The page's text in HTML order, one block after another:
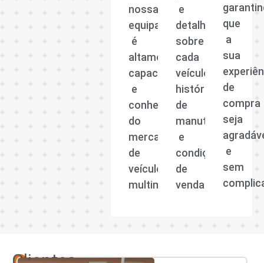
nossa
equipa
é
altamente
capacitada
e
conhecedora
do
mercado
de
veículos
multimarcas.
e
detalhadas
sobre
cada
veículo,
histórico
de
manutenção
e
condições
de
venda.
que
a
sua
de
compra
seja
e
sem